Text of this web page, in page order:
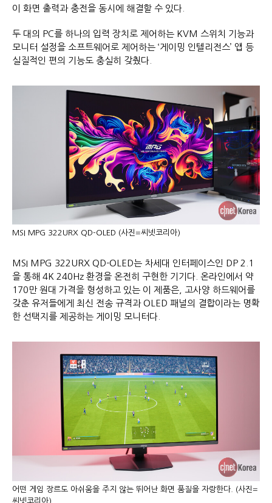
이 화면 출력과 충전을 동시에 해결할 수 있다.
두 대의 PC를 하나의 입력 장치로 제어하는 KVM 스위치 기능과
모니터 설정을 소프트웨어로 제어하는 ‘게이밍 인텔리전스’ 앱 등
실질적인 편의 기능도 충실히 갖췄다.
MSI MPG 322URX QD-OLED (사진=씨넷코리아)
MSI MPG 322URX QD-OLED는 차세대 인터페이스인 DP 2.1
을 통해 4K 240Hz 환경을 온전히 구현한 기기다. 온라인에서 약
170만 원대 가격을 형성하고 있는 이 제품은, 고사양 하드웨어를
갖춘 유저들에게 최신 전송 규격과 OLED 패널의 결합이라는 명확
한 선택지를 제공하는 게이밍 모니터다.
어떤 게임 장르도 아쉬움을 주지 않는 뛰어난 화면 품질을 자랑한다. (사진=
씨넷코리아)